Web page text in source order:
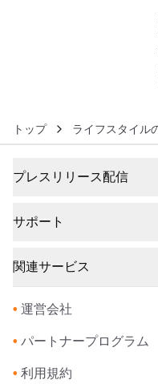
トップ ライフスタイル
プレスリリース配信
サポート
関連サービス
• 運営会社
• パートナープログラム
• 利用規約